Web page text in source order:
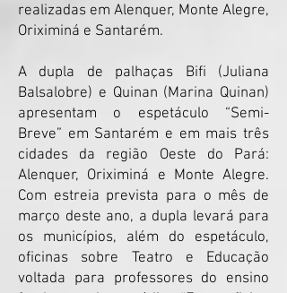
realizadas em Alenquer, Monte Alegre,
Oriximiná e Santarém.
A dupla de palhaças Bifi (Juliana
Balsalobre) e Quinan (Marina Quinan)
apresentam o espetáculo “Semi-
Breve” em Santarém e em mais três
cidades da região Oeste do Pará:
Alenquer, Oriximiná e Monte Alegre.
Com estreia prevista para o mês de
março deste ano, a dupla levará para
os municípios, além do espetáculo,
oficinas sobre Teatro e Educação
voltada para professores do ensino